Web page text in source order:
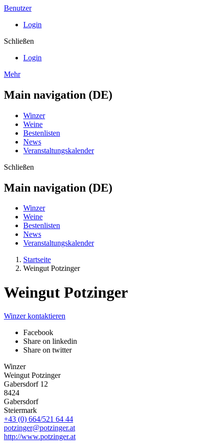
Benutzer
Login
Schließen
Login
Mehr
Main navigation (DE)
Winzer
Weine
Bestenlisten
News
Veranstaltungskalender
Schließen
Main navigation (DE)
Winzer
Weine
Bestenlisten
News
Veranstaltungskalender
Startseite
Weingut Potzinger
Weingut Potzinger
Winzer kontaktieren
Facebook
Share on linkedin
Share on twitter
Winzer
Weingut Potzinger
Gabersdorf 12
8424
Gabersdorf
Steiermark
+43 (0) 664/521 64 44
potzinger@potzinger.at
http://www.potzinger.at